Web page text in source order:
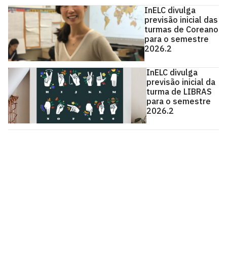
InELC divulga
previsão inicial das
turmas de Coreano
para o semestre
2026.2
InELC divulga
previsão inicial da
turma de LIBRAS
para o semestre
2026.2